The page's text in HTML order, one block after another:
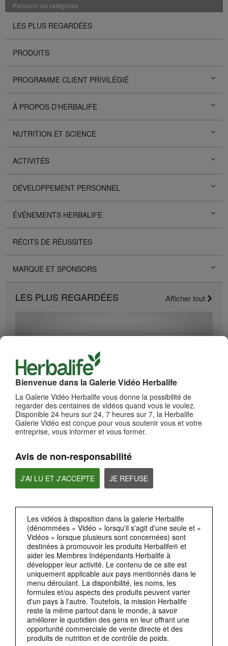
Bienvenue dans la Galerie Vidéo Herbalife
La Galerie Vidéo Herbalife vous donne la possibilité de
regarder des centaines de vidéos quand vous le voulez.
Disponible 24 heurs sur 24, 7 heures sur 7, la Herbalife
Galerie Vidéo est conçue pour vous soutenir vous et votre
entreprise, vous informer et vous former.
Avis de non-responsabilité
J'AI LU ET J'ACCEPTE JE REFUSE
Les vidéos à disposition dans la galerie Herbalife
(dénommées « Vidéo » lorsqu'il s'agit d'une seule et «
Vidéos » lorsque plusieurs sont concernées) sont
destinées à promouvoir les produits Herbalife® et
aider les Membres Indépendants Herbalife à
développer leur activité. Le contenu de ce site est
uniquement applicable aux pays mentionnés dans le
menu déroulant. La disponibilité, les noms, les
formules et/ou aspects des produits peuvent varier
d'un pays à l'autre. Toutefois, la mission Herbalife
reste la même partout dans le monde, à savoir
améliorer le quotidien des gens en leur offrant une
opportunité commerciale de vente directe et des
produits de nutrition et de contrôle de poids.
Parcourir les catégories
LES PLUS REGARDÉES
PRODUITS
PROGRAMME CLIENT PRIVILÉGIÉ
À PROPOS D'HERBALIFE
NUTRITION ET SCIENCE
ACTIVITÉS
DÉVELOPPEMENT PERSONNEL
ÉVÉNEMENTS HERBALIFE
RÉCITS DE RÉUSSITES
MARQUE ET SPONSORS
LES PLUS REGARDÉES Afficher tout
Privacy by Design(respect de la vie privée dès la conception)
Accès aux données personnelles
Un autre domaine dans lequella RGPD va plus loinque les concepts de base de la
confidentialité,concerne les droits individuels relatifs aux données personnelles.